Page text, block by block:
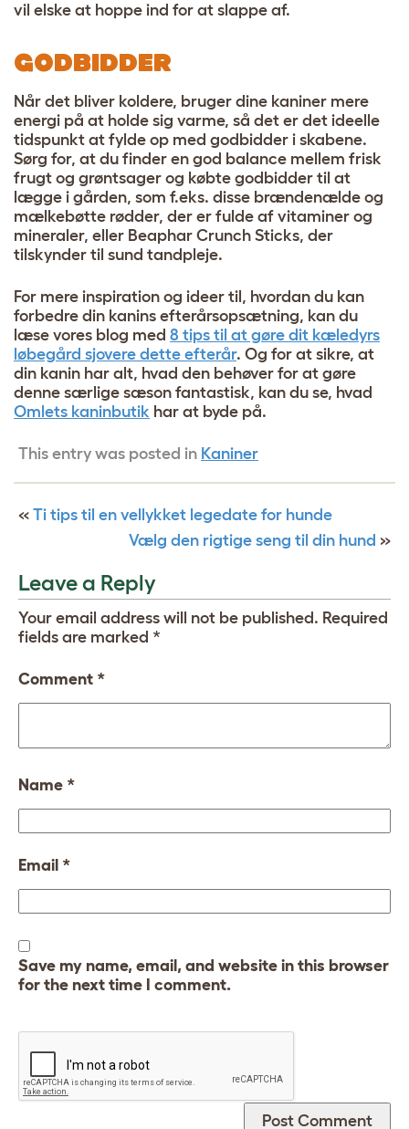
vil elske at hoppe ind for at slappe af.
GODBIDDER
Når det bliver koldere, bruger dine kaniner mere
energi på at holde sig varme, så det er det ideelle
tidspunkt at fylde op med godbidder i skabene.
Sørg for, at du finder en god balance mellem frisk
frugt og grøntsager og købte godbidder til at
lægge i gården, som f.eks. disse brændenælde og
mælkebøtte rødder, der er fulde af vitaminer og
mineraler, eller Beaphar Crunch Sticks, der
tilskynder til sund tandpleje.
For mere inspiration og ideer til, hvordan du kan
forbedre din kanins efterårsopsætning, kan du
læse vores blog med 8 tips til at gøre dit kæledyrs
løbegård sjovere dette efterår. Og for at sikre, at
din kanin har alt, hvad den behøver for at gøre
denne særlige sæson fantastisk, kan du se, hvad
Omlets kaninbutik har at byde på.
This entry was posted in Kaniner
« Ti tips til en vellykket legedate for hunde
Vælg den rigtige seng til din hund »
Leave a Reply
Your email address will not be published. Required
fields are marked *
Comment *
Name *
Email *
Save my name, email, and website in this browser
for the next time I comment.